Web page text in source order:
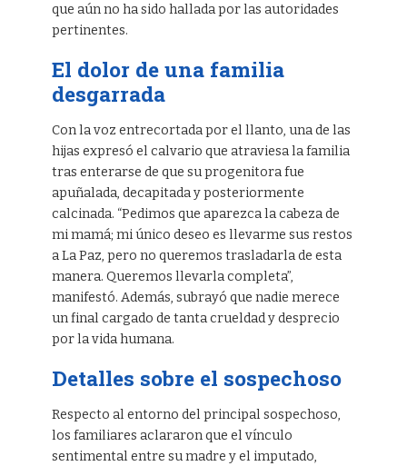
que aún no ha sido hallada por las autoridades
pertinentes.
El dolor de una familia
desgarrada
Con la voz entrecortada por el llanto, una de las
hijas expresó el calvario que atraviesa la familia
tras enterarse de que su progenitora fue
apuñalada, decapitada y posteriormente
calcinada. “Pedimos que aparezca la cabeza de
mi mamá; mi único deseo es llevarme sus restos
a La Paz, pero no queremos trasladarla de esta
manera. Queremos llevarla completa”,
manifestó. Además, subrayó que nadie merece
un final cargado de tanta crueldad y desprecio
por la vida humana.
Detalles sobre el sospechoso
Respecto al entorno del principal sospechoso,
los familiares aclararon que el vínculo
sentimental entre su madre y el imputado,